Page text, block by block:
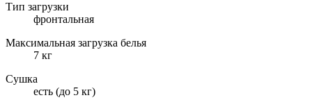
Тип загрузки
фронтальная
Максимальная загрузка белья
7 кг
Сушка
есть (до 5 кг)